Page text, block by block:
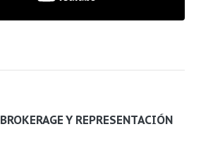
BROKERAGE Y REPRESENTACIÓN